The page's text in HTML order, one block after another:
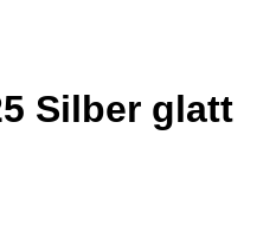
Silber glatt